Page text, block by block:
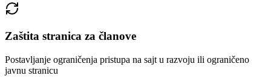
Zaštita stranica za članove
Postavljanje ograničenja pristupa na sajt u razvoju ili ograničeno
javnu stranicu